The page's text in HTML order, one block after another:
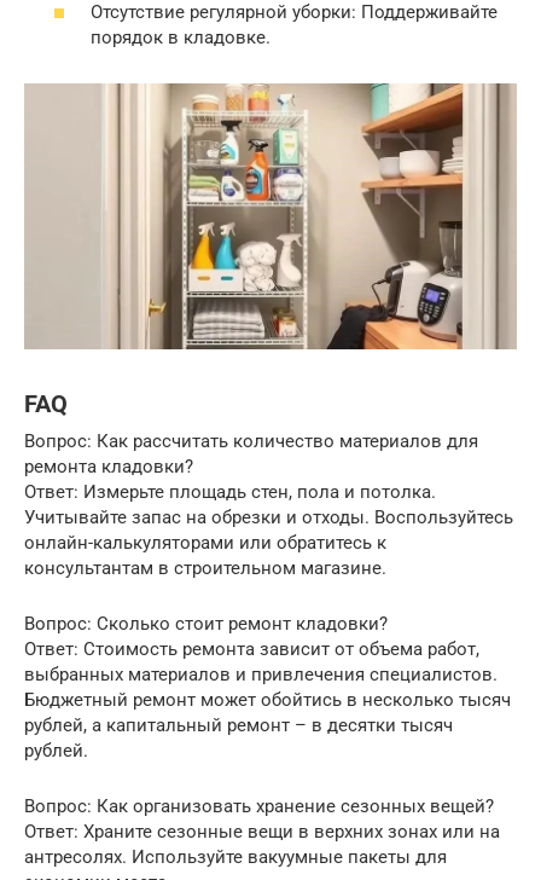
Отсутствие регулярной уборки: Поддерживайте
порядок в кладовке.
FAQ
Вопрос: Как рассчитать количество материалов для
ремонта кладовки?
Ответ: Измерьте площадь стен, пола и потолка.
Учитывайте запас на обрезки и отходы. Воспользуйтесь
онлайн-калькуляторами или обратитесь к
консультантам в строительном магазине.
Вопрос: Сколько стоит ремонт кладовки?
Ответ: Стоимость ремонта зависит от объема работ,
выбранных материалов и привлечения специалистов.
Бюджетный ремонт может обойтись в несколько тысяч
рублей, а капитальный ремонт – в десятки тысяч
рублей.
Вопрос: Как организовать хранение сезонных вещей?
Ответ: Храните сезонные вещи в верхних зонах или на
антресолях. Используйте вакуумные пакеты для